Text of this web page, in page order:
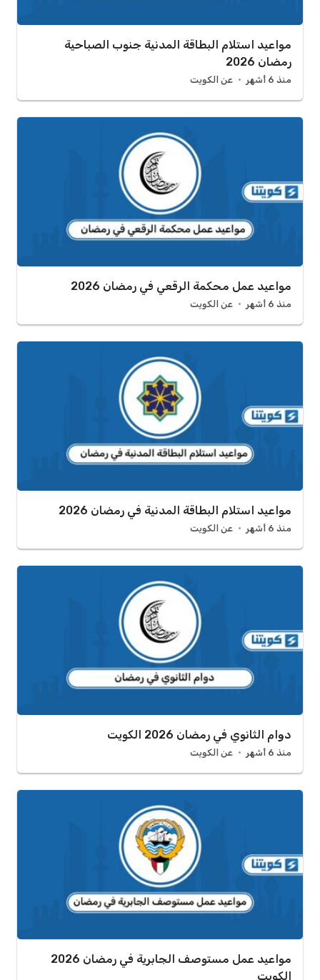
مواعيد استلام البطاقة المدنية جنوب الصباحية
رمضان 2026
منذ 6 أشهر عن الكويت
مواعيد عمل محكمة الرقعي في رمضان 2026
منذ 6 أشهر عن الكويت
مواعيد استلام البطاقة المدنية في رمضان 2026
منذ 6 أشهر عن الكويت
دوام الثانوي في رمضان 2026 الكويت
منذ 6 أشهر عن الكويت
مواعيد عمل مستوصف الجابرية في رمضان 2026
الكويت